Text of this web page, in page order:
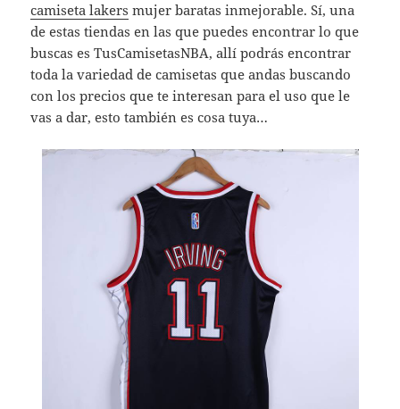
camiseta lakers mujer baratas inmejorable. Sí, una
de estas tiendas en las que puedes encontrar lo que
buscas es TusCamisetasNBA, allí podrás encontrar
toda la variedad de camisetas que andas buscando
con los precios que te interesan para el uso que le
vas a dar, esto también es cosa tuya…